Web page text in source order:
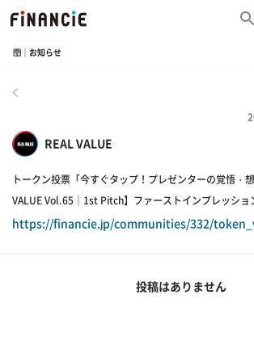
🛜｜お知らせ
REAL VALUE
トークン投票「今すぐタップ！プレゼンターの覚悟・
VALUE Vol.65｜1st Pitch】ファーストインプレッショ
https://financie.jp/communities/332/
投稿はありません